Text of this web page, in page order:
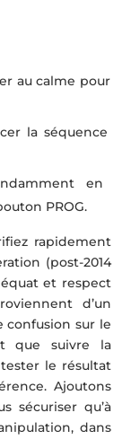
au calme pour
la séquence
en
PROG.
rapidement
(post-2014
et respect
d’un
confusion sur le
que suivre la
le résultat
Ajoutons
sécuriser qu’à
dans